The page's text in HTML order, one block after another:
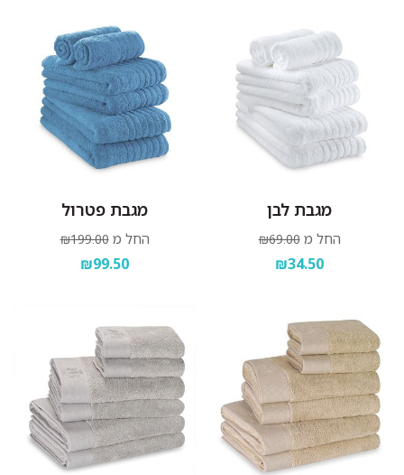
מגבת לבן
החל מ ₪69.00
₪34.50
מגבת פטרול
החל מ ₪199.00
₪99.50